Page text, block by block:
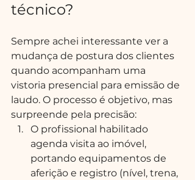
técnico?
Sempre achei interessante ver a
mudança de postura dos clientes
quando acompanham uma
vistoria presencial para emissão de
laudo. O processo é objetivo, mas
surpreende pela precisão:
O profissional habilitado
agenda visita ao imóvel,
portando equipamentos de
aferição e registro (nível, trena,